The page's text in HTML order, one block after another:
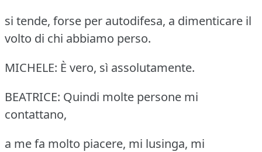
si tende, forse per autodifesa, a dimenticare il
volto di chi abbiamo perso.
MICHELE: È vero, sì assolutamente.
BEATRICE: Quindi molte persone mi
contattano,
a me fa molto piacere, mi lusinga, mi